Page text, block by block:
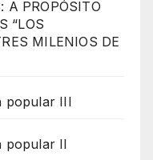
A PROPÓSITO
“LOS
MILENIOS DE
popular III
popular II